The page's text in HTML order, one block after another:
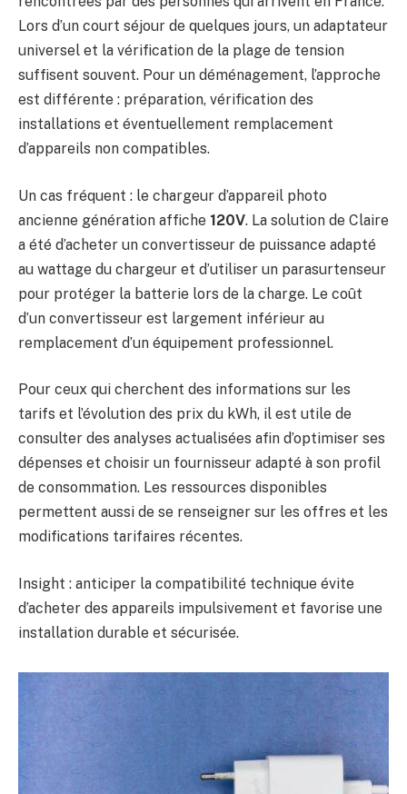
Lors d’un court séjour de quelques jours, un adaptateur
universel et la vérification de la plage de tension
suffisent souvent. Pour un déménagement, l’approche
est différente : préparation, vérification des
installations et éventuellement remplacement
d’appareils non compatibles.
Un cas fréquent : le chargeur d’appareil photo
ancienne génération affiche 120V. La solution de Claire
a été d’acheter un convertisseur de puissance adapté
au wattage du chargeur et d’utiliser un parasurtenseur
pour protéger la batterie lors de la charge. Le coût
d’un convertisseur est largement inférieur au
remplacement d’un équipement professionnel.
Pour ceux qui cherchent des informations sur les
tarifs et l’évolution des prix du kWh, il est utile de
consulter des analyses actualisées afin d’optimiser ses
dépenses et choisir un fournisseur adapté à son profil
de consommation. Les ressources disponibles
permettent aussi de se renseigner sur les offres et les
modifications tarifaires récentes.
Insight : anticiper la compatibilité technique évite
d’acheter des appareils impulsivement et favorise une
installation durable et sécurisée.